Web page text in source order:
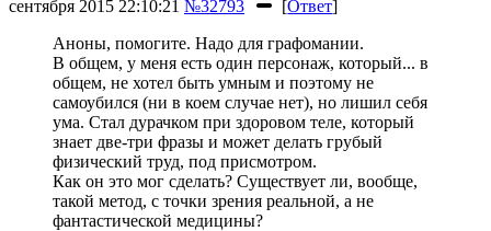
сентября 2015 22:10:21 №32793 [Ответ]
Аноны, помогите. Надо для графомании.
В общем, у меня есть один персонаж, который... в
общем, не хотел быть умным и поэтому не
самоубился (ни в коем случае нет), но лишил себя
ума. Стал дурачком при здоровом теле, который
знает две-три фразы и может делать грубый
физический труд, под присмотром.
Как он это мог сделать? Существует ли, вообще,
такой метод, с точки зрения реальной, а не
фантастической медицины?